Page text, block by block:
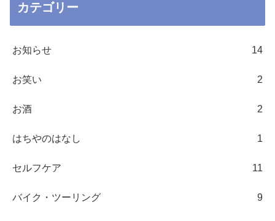
カテゴリー
お知らせ 14
お笑い 2
お酒 2
はちやのはなし 1
セルフケア 11
バイク・ツーリング 9